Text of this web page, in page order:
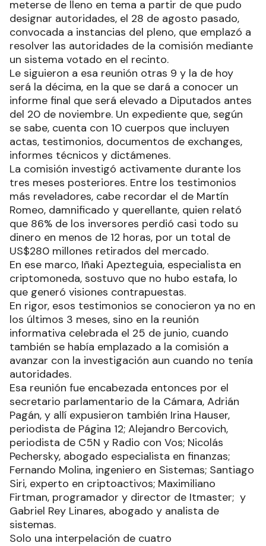
meterse de lleno en tema a partir de que pudo
designar autoridades, el 28 de agosto pasado,
convocada a instancias del pleno, que emplazó a
resolver las autoridades de la comisión mediante
un sistema votado en el recinto.
Le siguieron a esa reunión otras 9 y la de hoy
será la décima, en la que se dará a conocer un
informe final que será elevado a Diputados antes
del 20 de noviembre. Un expediente que, según
se sabe, cuenta con 10 cuerpos que incluyen
actas, testimonios, documentos de exchanges,
informes técnicos y dictámenes.
La comisión investigó activamente durante los
tres meses posteriores. Entre los testimonios
más reveladores, cabe recordar el de Martín
Romeo, damnificado y querellante, quien relató
que 86% de los inversores perdió casi todo su
dinero en menos de 12 horas, por un total de
US$280 millones retirados del mercado.
En ese marco, Iñaki Apezteguia, especialista en
criptomoneda, sostuvo que no hubo estafa, lo
que generó visiones contrapuestas.
En rigor, esos testimonios se conocieron ya no en
los últimos 3 meses, sino en la reunión
informativa celebrada el 25 de junio, cuando
también se había emplazado a la comisión a
avanzar con la investigación aun cuando no tenía
autoridades.
Esa reunión fue encabezada entonces por el
secretario parlamentario de la Cámara, Adrián
Pagán, y allí expusieron también Irina Hauser,
periodista de Página 12; Alejandro Bercovich,
periodista de C5N y Radio con Vos; Nicolás
Pechersky, abogado especialista en finanzas;
Fernando Molina, ingeniero en Sistemas; Santiago
Siri, experto en criptoactivos; Maximiliano
Firtman, programador y director de Itmaster; y
Gabriel Rey Linares, abogado y analista de
sistemas.
Solo una interpelación de cuatro